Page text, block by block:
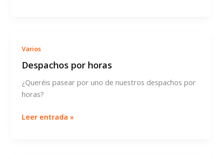
Varios
Despachos por horas
¿Queréis pasear por uno de nuestros despachos por
horas?
Despachos
Leer entrada »